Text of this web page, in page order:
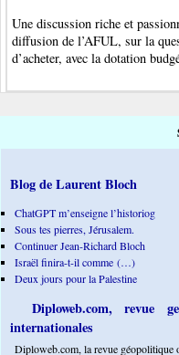
Une discussion riche et
diffusion de l’AFUL, sur la
d’acheter, avec la dotation
Blog de Laurent Bloch
ChatGPT m’enseigne l’historiog
Sous tes pierres, Jérusalem.
Continuer Jean-Richard Bloch
Israël finira-t-il comme (…)
Deux jours pour la Palestine
Diploweb.com, revue
internationales
Diploweb.com, la revue